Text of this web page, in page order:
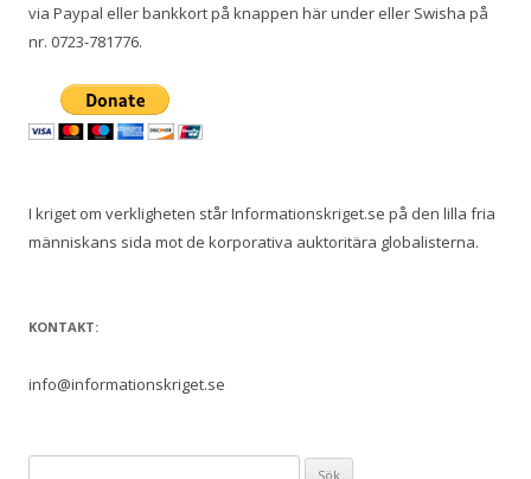
via Paypal eller bankkort på knappen här under eller Swisha på
nr. 0723-781776.
I kriget om verkligheten står Informationskriget.se på den lilla fria
människans sida mot de korporativa auktoritära globalisterna.
KONTAKT:
info@informationskriget.se